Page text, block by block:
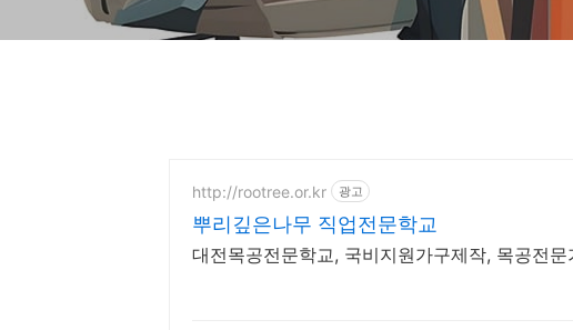
http://rootree.or.kr 광고
뿌리깊은나무 직업전문학교
대전목공전문학교, 국비지원가구제작, 목공전